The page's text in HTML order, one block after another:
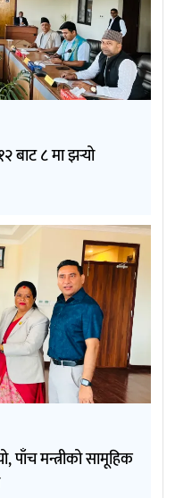
बाट ८ मा झर्‍यो
पाँच मन्त्रीको सामूहिक